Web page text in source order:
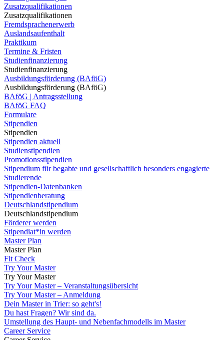
Zusatzqualifikationen
Zusatzqualifikationen
Fremdsprachenerwerb
Auslandsaufenthalt
Praktikum
Termine & Fristen
Studienfinanzierung
Studienfinanzierung
Ausbildungsförderung (BAföG)
Ausbildungsförderung (BAföG)
BAföG | Antragsstellung
BAföG FAQ
Formulare
Stipendien
Stipendien
Stipendien aktuell
Studienstipendien
Promotionsstipendien
Stipendium für begabte und gesellschaftlich besonders engagierte
Studierende
Stipendien-Datenbanken
Stipendienberatung
Deutschlandstipendium
Deutschlandstipendium
Förderer werden
Stipendiat*in werden
Master Plan
Master Plan
Fit Check
Try Your Master
Try Your Master
Try Your Master – Veranstaltungsübersicht
Try Your Master – Anmeldung
Dein Master in Trier: so geht's!
Du hast Fragen? Wir sind da.
Umstellung des Haupt- und Nebenfachmodells im Master
Career Service